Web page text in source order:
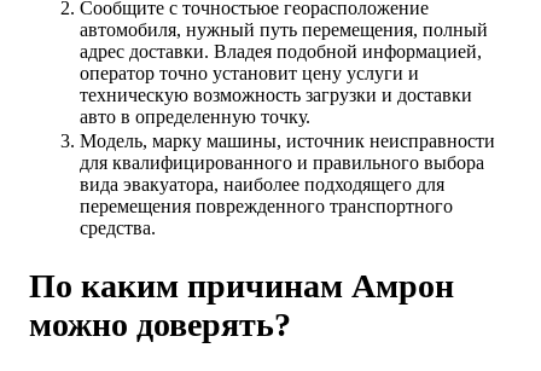
Сообщите с точностьюе георасположение
автомобиля, нужный путь перемещения, полный
адрес доставки. Владея подобной информацией,
оператор точно установит цену услуги и
техническую возможность загрузки и доставки
авто в определенную точку.
Модель, марку машины, источник неисправности
для квалифицированного и правильного выбора
вида эвакуатора, наиболее подходящего для
перемещения поврежденного транспортного
средства.
По каким причинам Амрон
можно доверять?